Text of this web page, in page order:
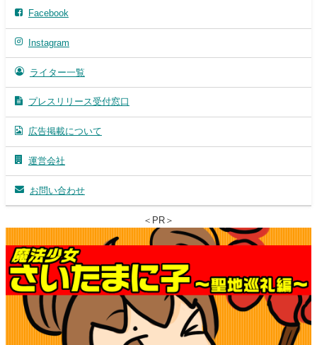
Facebook
Instagram
ライター一覧
プレスリリース受付窓口
広告掲載について
運営会社
お問い合わせ
＜PR＞